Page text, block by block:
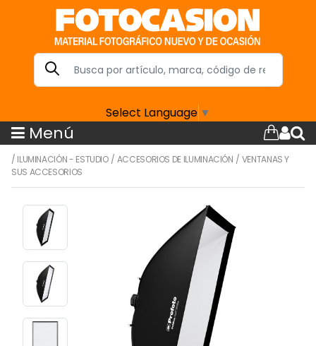
Select Language ▼
Menú
/ ILUMINACIÓN - ESTUDIO/ ACCESORIOS DE ILUMINACIÓN / VENTANAS Y
SUS ACCESORIOS